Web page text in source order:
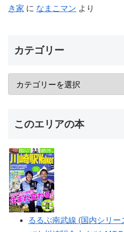
き家 に なまこマン より
カテゴリー
このエリアの本
るるぶ南武線 (国内シリー